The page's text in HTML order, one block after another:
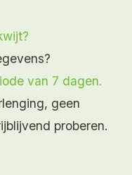
van 7 dagen.
geen
proberen.